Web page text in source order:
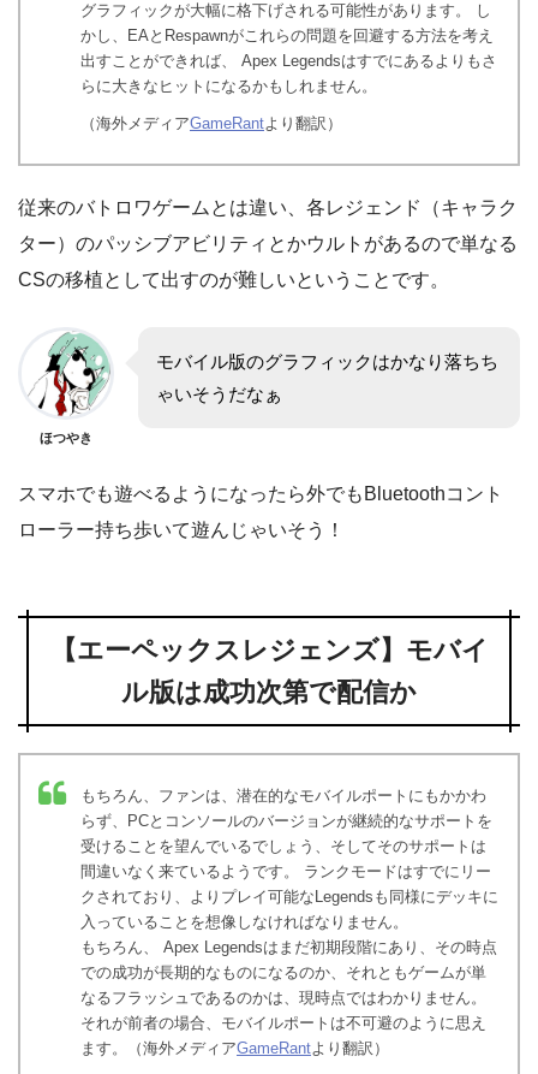
グラフィックが大幅に格下げされる可能性があります。 し
かし、EAとRespawnがこれらの問題を回避する方法を考え
出すことができれば、 Apex Legendsはすでにあるよりもさ
らに大きなヒットになるかもしれません。
（海外メディアGameRantより翻訳）
従来のバトロワゲームとは違い、各レジェンド（キャラク
ター）のパッシブアビリティとかウルトがあるので単なる
CSの移植として出すのが難しいということです。
ほつやき
モバイル版のグラフィックはかなり落ちち
ゃいそうだなぁ
スマホでも遊べるようになったら外でもBluetoothコント
ローラー持ち歩いて遊んじゃいそう！
【エーペックスレジェンズ】モバイ
ル版は成功次第で配信か
もちろん、ファンは、潜在的なモバイルポートにもかかわ
らず、PCとコンソールのバージョンが継続的なサポートを
受けることを望んでいるでしょう、そしてそのサポートは
間違いなく来ているようです。 ランクモードはすでにリー
クされており、よりプレイ可能なLegendsも同様にデッキに
入っていることを想像しなければなりません。
もちろん、 Apex Legendsはまだ初期段階にあり、その時点
での成功が長期的なものになるのか、それともゲームが単
なるフラッシュであるのかは、現時点ではわかりません。
それが前者の場合、モバイルポートは不可避のように思え
ます。（海外メディアGameRantより翻訳）